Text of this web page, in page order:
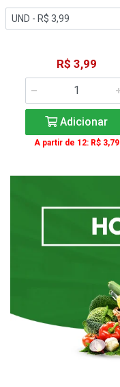
R$ 3,99
Adicionar
A partir de 12: R$ 3,79